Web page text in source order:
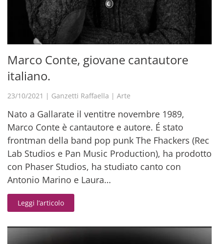
Marco Conte, giovane cantautore
italiano.
23/10/2021 | Ganzetti Raffaella | Arte
Nato a Gallarate il ventitre novembre 1989,
Marco Conte è cantautore e autore. É stato
frontman della band pop punk The Fhackers (Rec
Lab Studios e Pan Music Production), ha prodotto
con Phaser Studios, ha studiato canto con
Antonio Marino e Laura…
Leggi l’articolo